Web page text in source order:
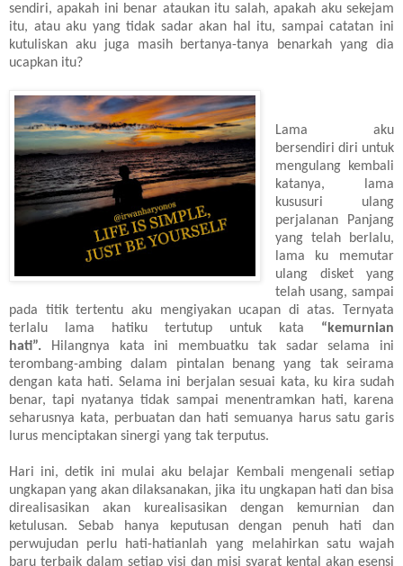
sendiri, apakah ini benar ataukan itu salah, apakah aku sekejam
itu, atau aku yang tidak sadar akan hal itu, sampai catatan ini
kutuliskan aku juga masih bertanya-tanya benarkah yang dia
ucapkan itu?
Lama aku
bersendiri diri untuk
mengulang kembali
katanya, lama
kususuri ulang
perjalanan Panjang
yang telah berlalu,
lama ku memutar
ulang disket yang
telah usang, sampai
pada titik tertentu aku mengiyakan ucapan di atas. Ternyata
terlalu lama hatiku tertutup untuk kata “kemurnian
hati”. Hilangnya kata ini membuatku tak sadar selama ini
terombang-ambing dalam pintalan benang yang tak seirama
dengan kata hati. Selama ini berjalan sesuai kata, ku kira sudah
benar, tapi nyatanya tidak sampai menentramkan hati, karena
seharusnya kata, perbuatan dan hati semuanya harus satu garis
lurus menciptakan sinergi yang tak terputus.
Hari ini, detik ini mulai aku belajar Kembali mengenali setiap
ungkapan yang akan dilaksanakan, jika itu ungkapan hati dan bisa
direalisasikan akan kurealisasikan dengan kemurnian dan
ketulusan. Sebab hanya keputusan dengan penuh hati dan
perwujudan perlu hati-hatianlah yang melahirkan satu wajah
baru terbaik dalam setiap visi dan misi syarat kental akan esensi